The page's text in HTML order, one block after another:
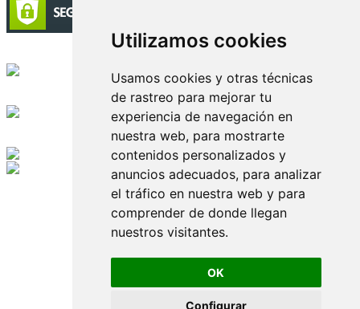
Utilizamos cookies
Usamos cookies y otras técnicas
de rastreo para mejorar tu
experiencia de navegación en
nuestra web, para mostrarte
contenidos personalizados y
anuncios adecuados, para analizar
el tráfico en nuestra web y para
comprender de donde llegan
nuestros visitantes.
OK
Configurar
Edición digital con tecnología
Playa Revolcadero 222 Col. Reforma Iztaccihuatl Norte C.P. 08810
CIUDAD DE MEXICO
Conmutador CIUDAD DE MEXICO (+52) 555 740 4476, 555 740
© 2000-2026 BURO DE MERCADOTECNIA DEL CENTRO,
S.A. Todos los derechos reservados
Todos los nombres, marcas, logotipos, productos e imagenes
mencionados son propiedad de sus respectivos dueños
Prohibida la reproducción total o parcial de los contenidos aqui